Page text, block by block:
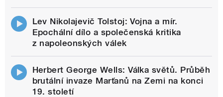
Lev Nikolajevič Tolstoj: Vojna a mír.
Epochální dílo a společenská kritika
z napoleonských válek
Herbert George Wells: Válka světů. Průběh
brutální invaze Marťanů na Zemi na konci
19. století